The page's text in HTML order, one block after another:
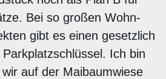
Bei so großen Wohn-
gibt es einen gesetzlich
Ich bin
auf der Maibaumwiese